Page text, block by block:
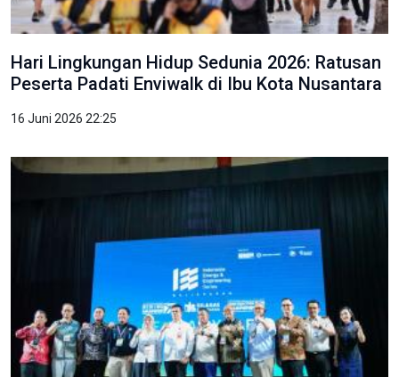
Hari Lingkungan Hidup Sedunia 2026: Ratusan
Peserta Padati Enviwalk di Ibu Kota Nusantara
16 Juni 2026 22:25